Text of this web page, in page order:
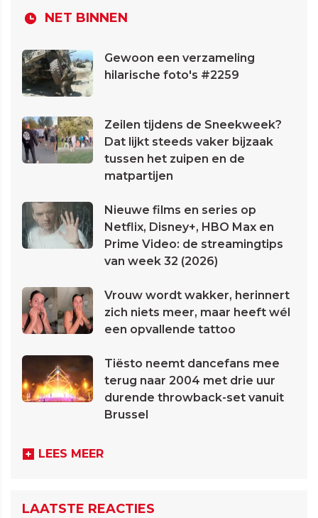
NET BINNEN
Gewoon een verzameling
hilarische foto's #2259
Zeilen tijdens de Sneekweek?
Dat lijkt steeds vaker bijzaak
tussen het zuipen en de
matpartijen
Nieuwe films en series op
Netflix, Disney+, HBO Max en
Prime Video: de streamingtips
van week 32 (2026)
Vrouw wordt wakker, herinnert
zich niets meer, maar heeft wél
een opvallende tattoo
Tiësto neemt dancefans mee
terug naar 2004 met drie uur
durende throwback-set vanuit
Brussel
LEES MEER
LAATSTE REACTIES